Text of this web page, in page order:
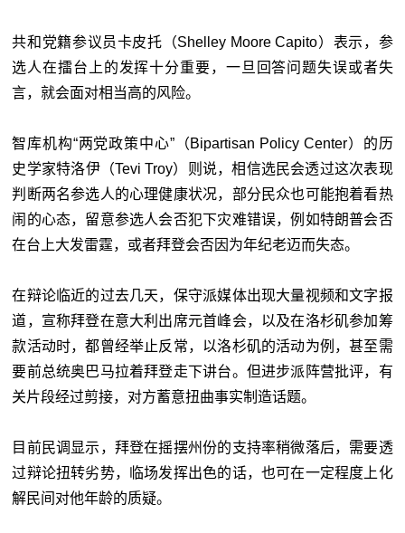
共和党籍参议员卡皮托（Shelley Moore Capito）表示，参
选人在擂台上的发挥十分重要，一旦回答问题失误或者失
言，就会面对相当高的风险。
智库机构“两党政策中心”（Bipartisan Policy Center）的历
史学家特洛伊（Tevi Troy）则说，相信选民会透过这次表现
判断两名参选人的心理健康状况，部分民众也可能抱着看热
闹的心态，留意参选人会否犯下灾难错误，例如特朗普会否
在台上大发雷霆，或者拜登会否因为年纪老迈而失态。
在辩论临近的过去几天，保守派媒体出现大量视频和文字报
道，宣称拜登在意大利出席元首峰会，以及在洛杉矶参加筹
款活动时，都曾经举止反常，以洛杉矶的活动为例，甚至需
要前总统奥巴马拉着拜登走下讲台。但进步派阵营批评，有
关片段经过剪接，对方蓄意扭曲事实制造话题。
目前民调显示，拜登在摇摆州份的支持率稍微落后，需要透
过辩论扭转劣势，临场发挥出色的话，也可在一定程度上化
解民间对他年龄的质疑。